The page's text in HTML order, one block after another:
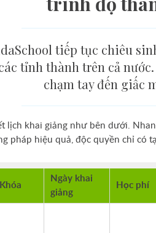
tiếp tục chiêu
tỉnh thành trên cả
chạm tay đến giấc
lịch khai giảng như bên dưới.
pháp hiệu quả, độc quyền chỉ có
Khóa
Ngày khai
giảng
Học phí